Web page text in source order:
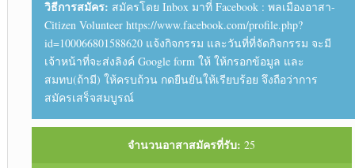
วิธีการสมัคร: สมัครโดย Inbox มาที่ Facebook : พลเมืองอาสา-
Citizen Volunteer https://www.facebook.com/profile.php?
id=100066801588620 แจ้งกิจกรรม และวันที่ที่จัดกิจกรรม จะมี
เจ้าหน้าที่จะส่งลิงค์ Google form ให้ ให้กรอกข้อมูล และ
สมทบ(ถ้ามี) ให้ครบถ้วน กดยืนยันให้เรียบร้อย จึงถือว่าการ
สมัครเสร็จสมบูรณ์
จำนวนอาสาสมัครที่รับ: 25